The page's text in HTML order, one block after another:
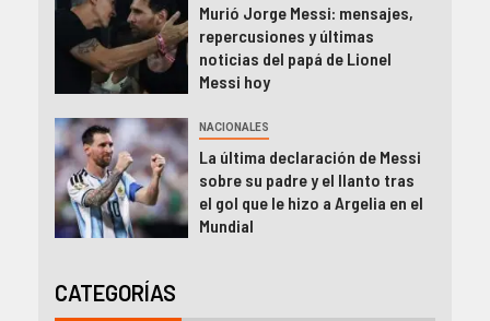
Murió Jorge Messi: mensajes,
repercusiones y últimas
noticias del papá de Lionel
Messi hoy
NACIONALES
La última declaración de Messi
sobre su padre y el llanto tras
el gol que le hizo a Argelia en el
Mundial
CATEGORÍAS